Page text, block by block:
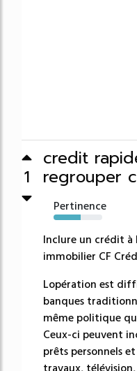
1
credit
regrouper
Pertinence
56%
Inclure un crédit à
immobilier CF
Lopération est
banques
même politique
Ceux-ci peuvent
prêts personnels